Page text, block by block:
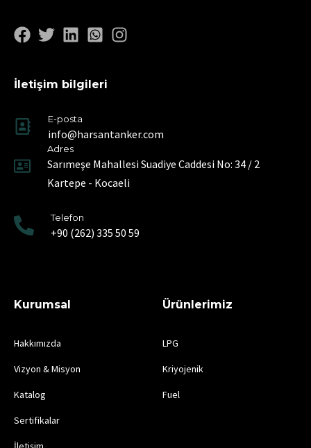
İletişim bilgileri
E-posta
info@harsantanker.com
Adres
Sarımeşe Mahallesi Suadiye Caddesi No: 34 / 2
Kartepe - Kocaeli
Telefon
+90 (262) 335 50 59
Kurumsal
Hakkımızda
Vizyon & Misyon
Katalog
Sertifikalar
Ürünlerimiz
LPG
Kriyojenik
Fuel